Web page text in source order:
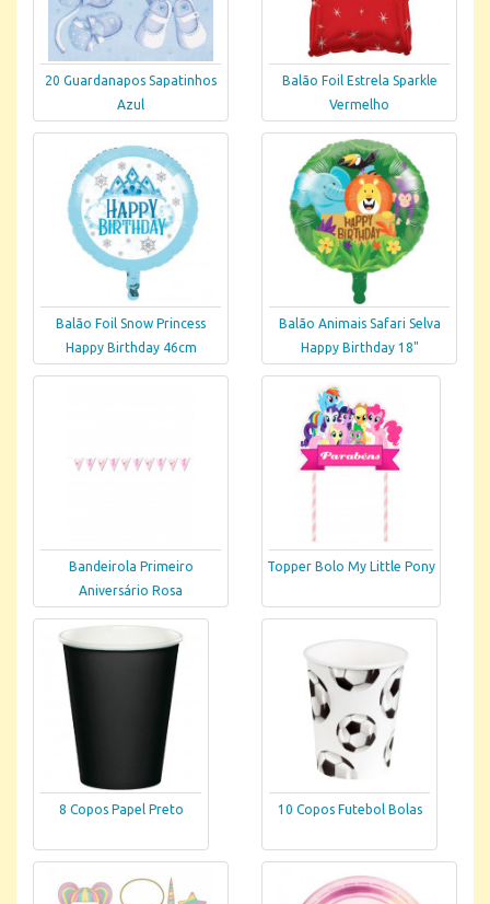
20 Guardanapos Sapatinhos
Azul
Balão Foil Estrela Sparkle
Vermelho
Balão Foil Snow Princess
Happy Birthday 46cm
Balão Animais Safari Selva
Happy Birthday 18"
Bandeirola Primeiro
Aniversário Rosa
Topper Bolo My Little Pony
8 Copos Papel Preto 10 Copos Futebol Bolas